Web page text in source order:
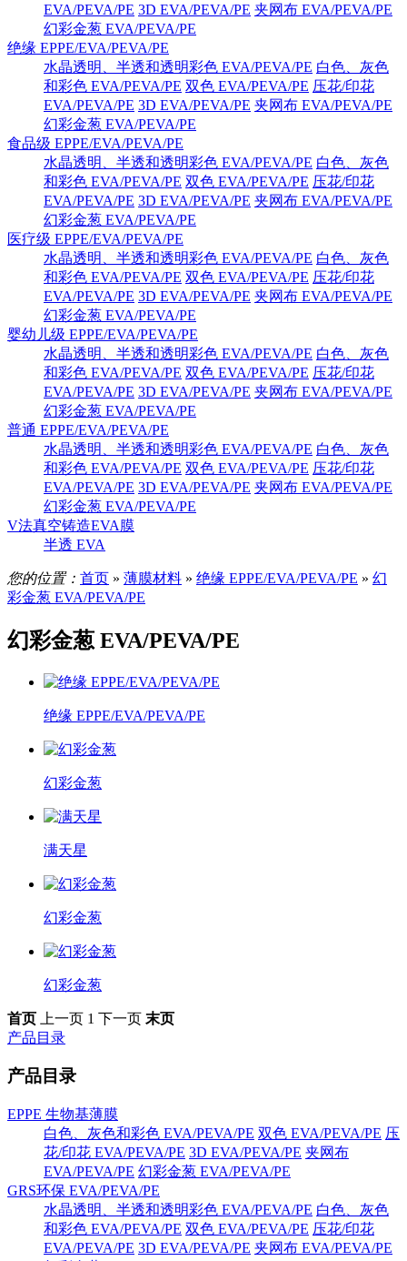
EVA/PEVA/PE 3D EVA/PEVA/PE 夹网布 EVA/PEVA/PE
幻彩金葱 EVA/PEVA/PE
绝缘 EPPE/EVA/PEVA/PE
水晶透明、半透和透明彩色 EVA/PEVA/PE 白色、灰色
和彩色 EVA/PEVA/PE 双色 EVA/PEVA/PE 压花/印花
EVA/PEVA/PE 3D EVA/PEVA/PE 夹网布 EVA/PEVA/PE
幻彩金葱 EVA/PEVA/PE
食品级 EPPE/EVA/PEVA/PE
水晶透明、半透和透明彩色 EVA/PEVA/PE 白色、灰色
和彩色 EVA/PEVA/PE 双色 EVA/PEVA/PE 压花/印花
EVA/PEVA/PE 3D EVA/PEVA/PE 夹网布 EVA/PEVA/PE
幻彩金葱 EVA/PEVA/PE
医疗级 EPPE/EVA/PEVA/PE
水晶透明、半透和透明彩色 EVA/PEVA/PE 白色、灰色
和彩色 EVA/PEVA/PE 双色 EVA/PEVA/PE 压花/印花
EVA/PEVA/PE 3D EVA/PEVA/PE 夹网布 EVA/PEVA/PE
幻彩金葱 EVA/PEVA/PE
婴幼儿级 EPPE/EVA/PEVA/PE
水晶透明、半透和透明彩色 EVA/PEVA/PE 白色、灰色
和彩色 EVA/PEVA/PE 双色 EVA/PEVA/PE 压花/印花
EVA/PEVA/PE 3D EVA/PEVA/PE 夹网布 EVA/PEVA/PE
幻彩金葱 EVA/PEVA/PE
普通 EPPE/EVA/PEVA/PE
水晶透明、半透和透明彩色 EVA/PEVA/PE 白色、灰色
和彩色 EVA/PEVA/PE 双色 EVA/PEVA/PE 压花/印花
EVA/PEVA/PE 3D EVA/PEVA/PE 夹网布 EVA/PEVA/PE
幻彩金葱 EVA/PEVA/PE
V法真空铸造EVA膜
半透 EVA
您的位置： 首页 » 薄膜材料 » 绝缘 EPPE/EVA/PEVA/PE » 幻
彩金葱 EVA/PEVA/PE
幻彩金葱 EVA/PEVA/PE
绝缘 EPPE/EVA/PEVA/PE
幻彩金葱
满天星
幻彩金葱
幻彩金葱
首页 上一页 1 下一页 末页
产品目录
产品目录
EPPE 生物基薄膜
白色、灰色和彩色 EVA/PEVA/PE 双色 EVA/PEVA/PE 压
花/印花 EVA/PEVA/PE 3D EVA/PEVA/PE 夹网布
EVA/PEVA/PE 幻彩金葱 EVA/PEVA/PE
GRS环保 EVA/PEVA/PE
水晶透明、半透和透明彩色 EVA/PEVA/PE 白色、灰色
和彩色 EVA/PEVA/PE 双色 EVA/PEVA/PE 压花/印花
EVA/PEVA/PE 3D EVA/PEVA/PE 夹网布 EVA/PEVA/PE